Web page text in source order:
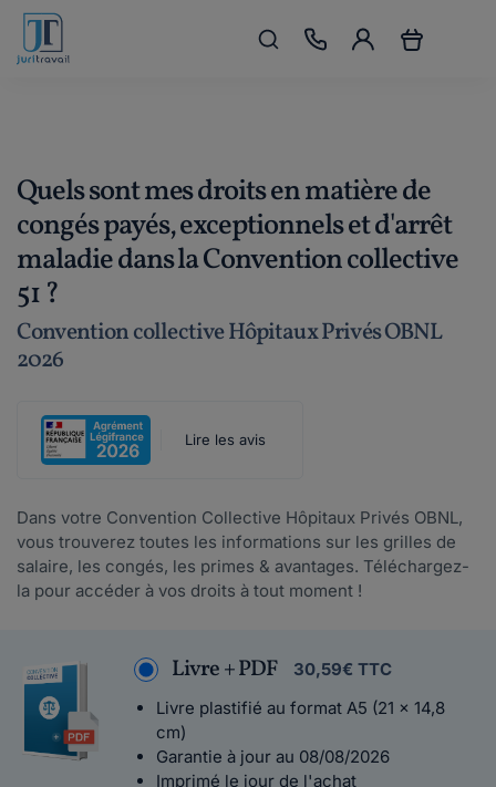
Quels sont mes droits en matière de
congés payés, exceptionnels et d'arrêt
maladie dans la Convention collective
51 ?
Convention collective Hôpitaux Privés OBNL
2026
Lire les avis
Dans votre Convention Collective Hôpitaux Privés OBNL,
vous trouverez toutes les informations sur les grilles de
salaire, les congés, les primes & avantages. Téléchargez-
la pour accéder à vos droits à tout moment !
Livre + PDF
30,59€ TTC
Livre plastifié au format A5 (21 x 14,8
cm)
Garantie à jour au 08/08/2026
Imprimé le jour de l'achat